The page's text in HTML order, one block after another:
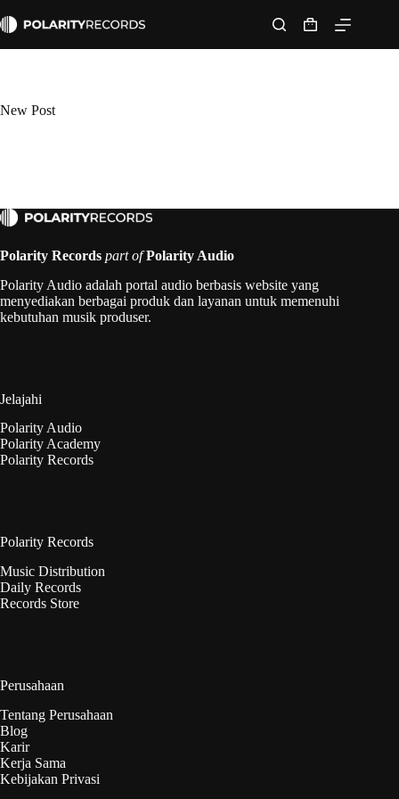
to
Shopping
cart
New Post
Polarity Records part of Polarity Audio
Polarity Audio adalah portal audio berbasis website yang
menyediakan berbagai produk dan layanan untuk memenuhi
kebutuhan musik produser.
Jelajahi
Polarity Audio
Polarity Academy
Polarity Records
Polarity Records
Music Distribution
Daily Records
Records Store
Perusahaan
Tentang Perusahaan
Blog
Karir
Kerja Sama
Kebijakan Privasi